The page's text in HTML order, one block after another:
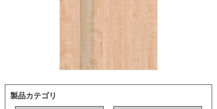
製品カテゴリ